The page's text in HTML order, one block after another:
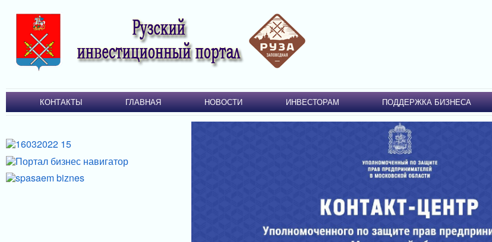
КОНТАКТЫ ГЛАВНАЯ НОВОСТИ ИНВЕСТОРАМ ПОДДЕРЖКА БИЗНЕСА